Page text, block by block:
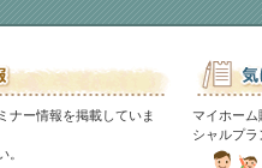
マイホー
シャルプ
ナー情報を掲載していま
。